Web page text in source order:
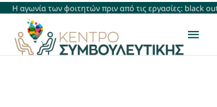
αγωνία των φοιτητών πριν από τις εργασίες: black out